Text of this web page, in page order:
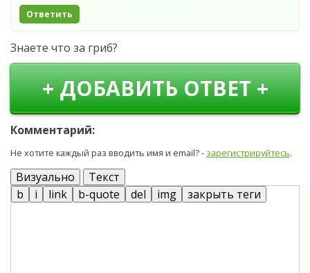
Ответить
Знаете что за гриб?
+ ДОБАВИТЬ ОТВЕТ +
Комментарий:
Не хотите каждый раз вводить имя и email? - зарегистрируйтесь.
Визуально Текст